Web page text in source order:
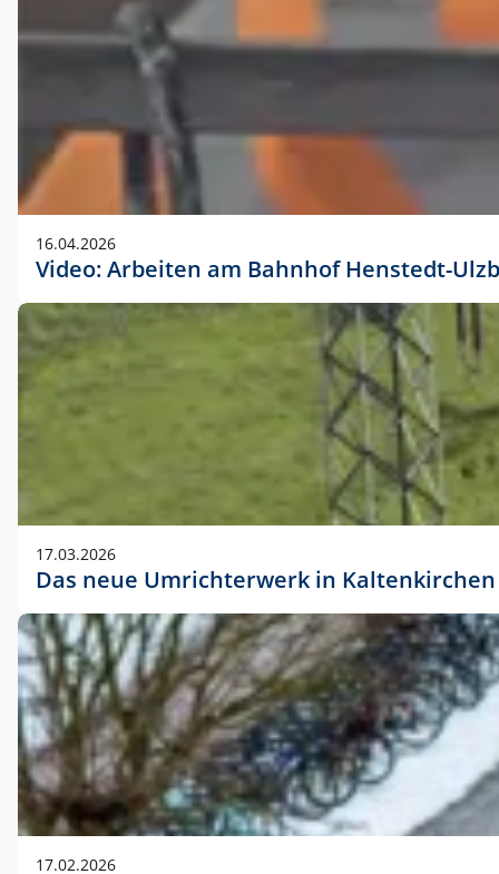
16.04.2026
Video: Arbeiten am Bahnhof Henstedt-
17.03.2026
Das neue Umrichterwerk in Kaltenkirchen
17.02.2026